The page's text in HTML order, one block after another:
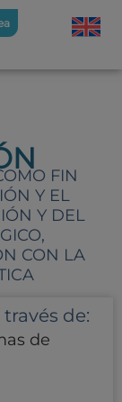
FIN
Y EL
Y DEL
CON LA
de:
de